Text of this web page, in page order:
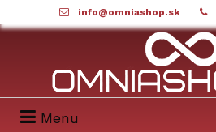
info@omniashop.sk
Menu